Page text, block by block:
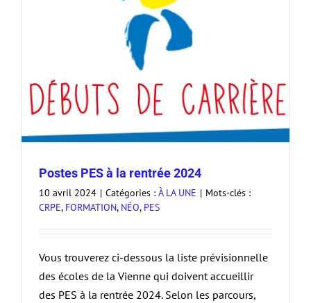
Postes PES à la rentrée 2024
10 avril 2024 | Catégories : À LA UNE | Mots-clés :
CRPE, FORMATION, NÉO, PES
Vous trouverez ci-dessous la liste prévisionnelle
des écoles de la Vienne qui doivent accueillir
des PES à la rentrée 2024. Selon les parcours,